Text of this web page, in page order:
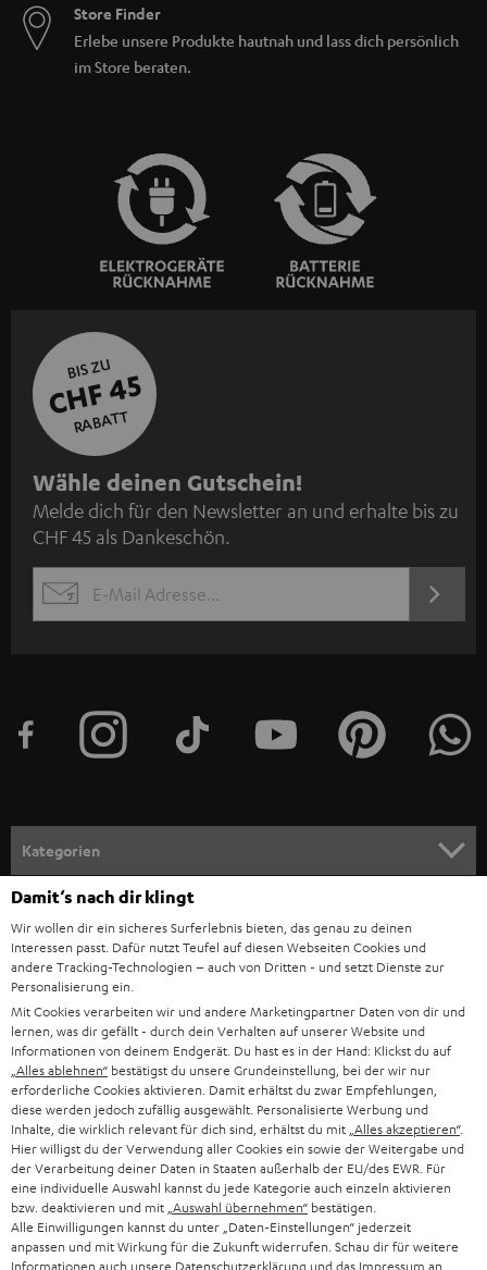
Store Finder
Erlebe unsere Produkte hautnah und lass dich persönlich
im Store beraten.
BIS ZU
CHF 45
RABATT
N
e
w
s
l
e
n
m
e
l
d
u
n
g
Wähle deinen Gutschein!
Melde dich für den Newsletter an und erhalte bis zu
CHF 45 als Dankeschön.
EMAIL
JETZT
Kategorien
HEIMKINO
HEIMKINO-KOMPLETTANLAGEN
SOUNDBARS
STEREO
SMART HOME
BLUETOOTH-LAUTSPRECHER
KOPFHÖRER
BLUETOOTH-KOPFHÖRER
Unternehmen
SUPPORT
KARRIERE
PRESSE & MARKETING
GESCHÄFTSKUNDEN
PARTNERPROGRAMM
BLOG
NEWSLETTER
Teufel Onlineshops
DEUTSCHLAND
ÖSTERREICH
SCHWEIZ
NIEDERLANDE
Damit‘s nach dir klingt
Wir wollen dir ein sicheres Surferlebnis bieten, das genau zu deinen
Interessen passt. Dafür nutzt Teufel auf diesen Webseiten Cookies und
andere Tracking-Technologien – auch von Dritten - und setzt Dienste zur
Personalisierung ein.
Mit Cookies verarbeiten wir und andere Marketingpartner Daten von dir und
lernen, was dir gefällt - durch dein Verhalten auf unserer Website und
Informationen von deinem Endgerät. Du hast es in der Hand: Klickst du auf
„Alles ablehnen“ bestätigst du unsere Grundeinstellung, bei der wir nur
erforderliche Cookies aktivieren. Damit erhältst du zwar Empfehlungen,
diese werden jedoch zufällig ausgewählt. Personalisierte Werbung und
Inhalte, die wirklich relevant für dich sind, erhältst du mit „Alles akzeptieren“.
Hier willigst du der Verwendung aller Cookies ein sowie der Weitergabe und
der Verarbeitung deiner Daten in Staaten außerhalb der EU/des EWR. Für
eine individuelle Auswahl kannst du jede Kategorie auch einzeln aktivieren
bzw. deaktivieren und mit „Auswahl übernehmen“ bestätigen.
Alle Einwilligungen kannst du unter „Daten-Einstellungen“ jederzeit
anpassen und mit Wirkung für die Zukunft widerrufen. Schau dir für weitere
Informationen auch unsere Datenschutzerklärung und das Impressum an.